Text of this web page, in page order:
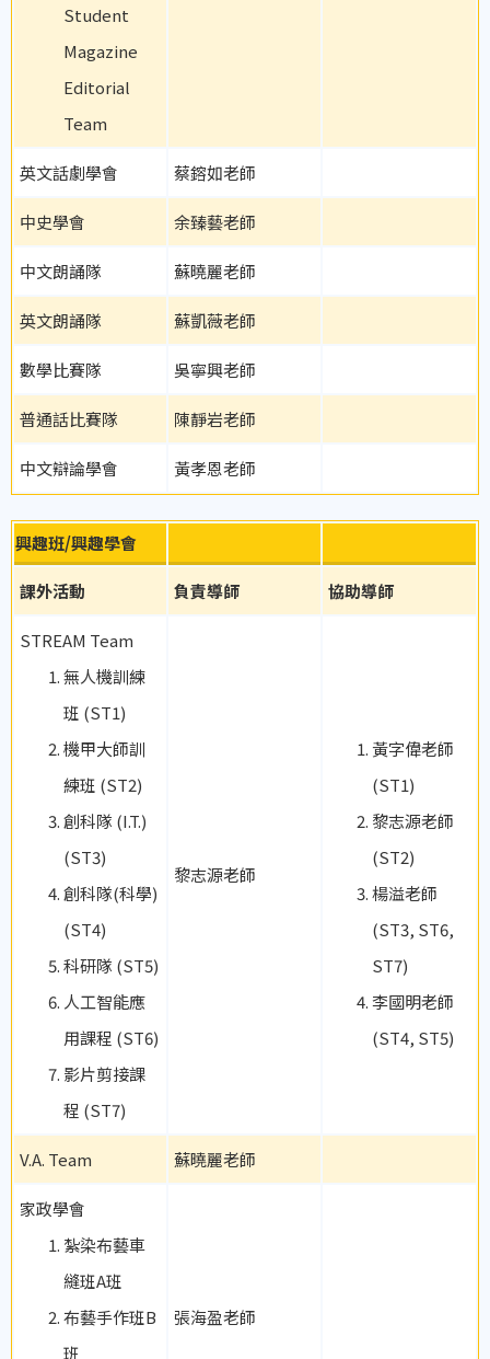
Student
Magazine
Editorial
Team
英文話劇學會 蔡鎔如老師
中史學會 余臻藝老師
中文朗誦隊 蘇曉麗老師
英文朗誦隊 蘇凱薇老師
數學比賽隊 吳寧興老師
普通話比賽隊 陳靜岩老師
中文辯論學會 黃孝恩老師
興趣班/興趣學會
課外活動 負責導師 協助導師
STREAM Team
無人機訓練
班 (ST1)
機甲大師訓
練班 (ST2)
創科隊 (I.T.)
(ST3)
創科隊(科學)
(ST4)
科研隊 (ST5)
人工智能應
用課程 (ST6)
影片剪接課
程 (ST7)
黎志源老師
黃字偉老師
(ST1)
黎志源老師
(ST2)
楊溢老師
(ST3, ST6,
ST7)
李國明老師
(ST4, ST5)
V.A. Team 蘇曉麗老師
家政學會
紮染布藝車
縫班A班
布藝手作班B
班
張海盈老師